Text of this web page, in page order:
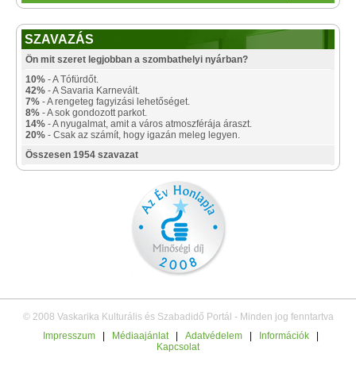
SZAVAZÁS
Ön mit szeret legjobban a szombathelyi nyárban?
10% - A Tófürdőt.
42% - A Savaria Karnevált.
7% - A rengeteg fagyizási lehetőséget.
8% - A sok gondozott parkot.
14% - A nyugalmat, amit a város atmoszférája áraszt.
20% - Csak az számít, hogy igazán meleg legyen.
Összesen 1954 szavazat
© 2008 Vaskarika Kulturális és Szabadidő Portál - Minden jog fenntartva
Impresszum
| Médiaajánlat | Adatvédelem | Információk
|
Kapcsolat